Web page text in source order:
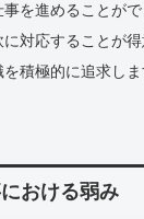
を進めることがで
に対応することが得
積極的に追求しま
おける弱み